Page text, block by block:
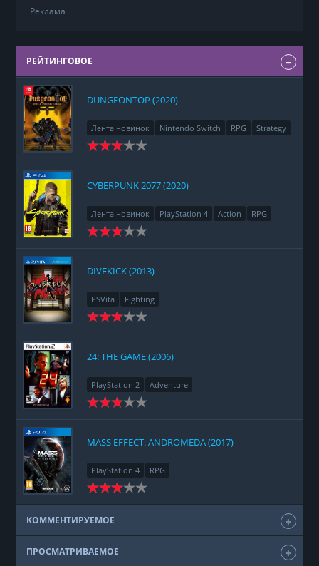
Реклама
РЕЙТИНГОВОЕ
DUNGEONTOP (2020)
Лента новинок Nintendo Switch RPG Strategy
CYBERPUNK 2077 (2020)
Лента новинок PlayStation 4 Action
RPG
Racing
Adventure
DIVEKICK (2013)
PSVita Fighting
24: THE GAME (2006)
PlayStation 2 Adventure
MASS EFFECT: ANDROMEDA (2017)
PlayStation 4 RPG
КОММЕНТИРУЕМОЕ
ПРОСМАТРИВАЕМОЕ